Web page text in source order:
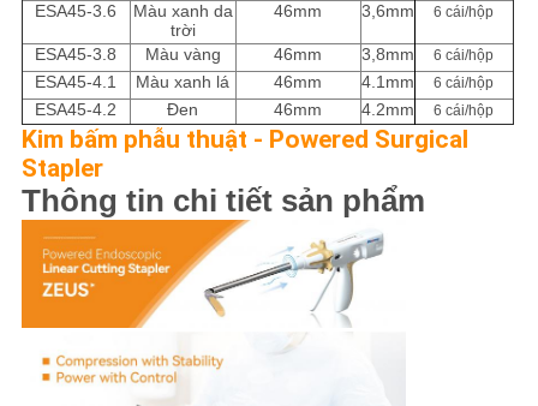
ESA45-3.6
Màu xanh da
trời
46mm 3,6mm 6 cái/hộp
ESA45-3.8 Màu vàng 46mm 3,8mm 6 cái/hộp
ESA45-4.1 Màu xanh lá 46mm 4.1mm 6 cái/hộp
ESA45-4.2 Đen 46mm 4.2mm 6 cái/hộp
Kim bấm phẫu thuật - Powered Surgical
Stapler
Thông tin chi tiết sản phẩm